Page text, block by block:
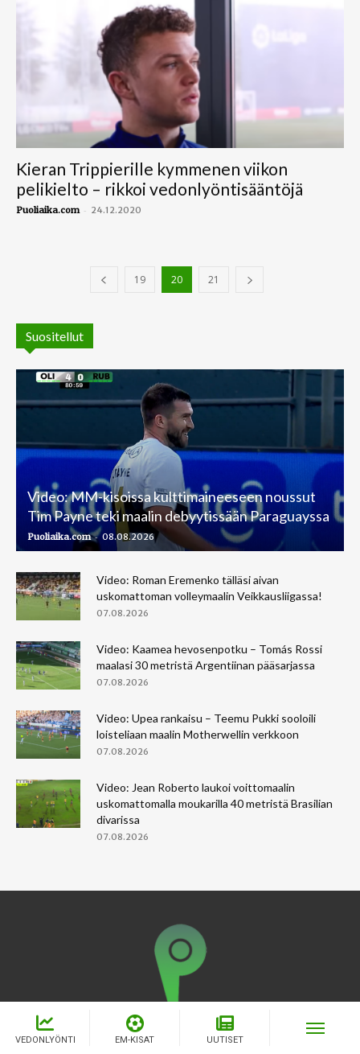
Kieran Trippierille kymmenen viikon
pelikielto – rikkoi vedonlyöntisääntöjä
Puoliaika.com - 24.12.2020
19 20 21
Suositellut
Video: MM-kisoissa kulttimaineeseen noussut
Tim Payne teki maalin debyytissään Paraguayssa
Puoliaika.com - 08.08.2026
Video: Roman Eremenko tälläsi aivan
uskomattoman volleymaalin Veikkausliigassa!
07.08.2026
Video: Kaamea hevosenpotku – Tomás Rossi
maalasi 30 metristä Argentiinan pääsarjassa
07.08.2026
Video: Upea rankaisu – Teemu Pukki sooloili
loisteliaan maalin Motherwellin verkkoon
07.08.2026
Video: Jean Roberto laukoi voittomaalin
uskomattomalla moukarilla 40 metristä Brasilian
divarissa
07.08.2026